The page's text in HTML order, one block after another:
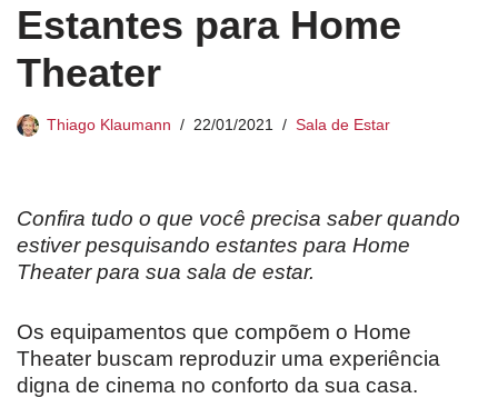
Estantes para Home
Theater
Thiago Klaumann 22/01/2021 Sala de Estar
Confira tudo o que você precisa saber quando
estiver pesquisando estantes para Home
Theater para sua sala de estar.
Os equipamentos que compõem o Home
Theater buscam reproduzir uma experiência
digna de cinema no conforto da sua casa.